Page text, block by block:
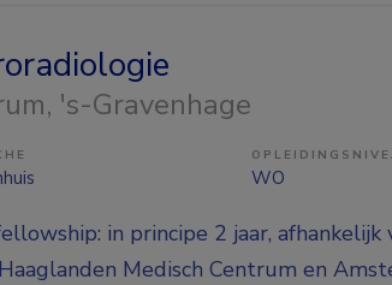
, 's-Gravenhage
WO
in principe 2 jaar, afhankelijk
Medisch Centrum en